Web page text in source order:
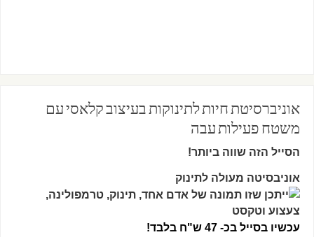
אוניברסיטת חיות לתינוקות בעיצוב קלאסי עם
משטח פעילות עבה
הסייל הזה שווה ביותר!
אוניבסיטה מעולה לתינוק
עכשיו בסייל בכ- 47 ש"ח בלבד!